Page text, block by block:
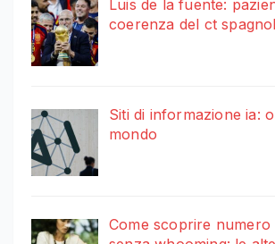
Luis de la fuente:
coerenza del ct
Siti di informazione ia:
mondo
Come scoprire numero